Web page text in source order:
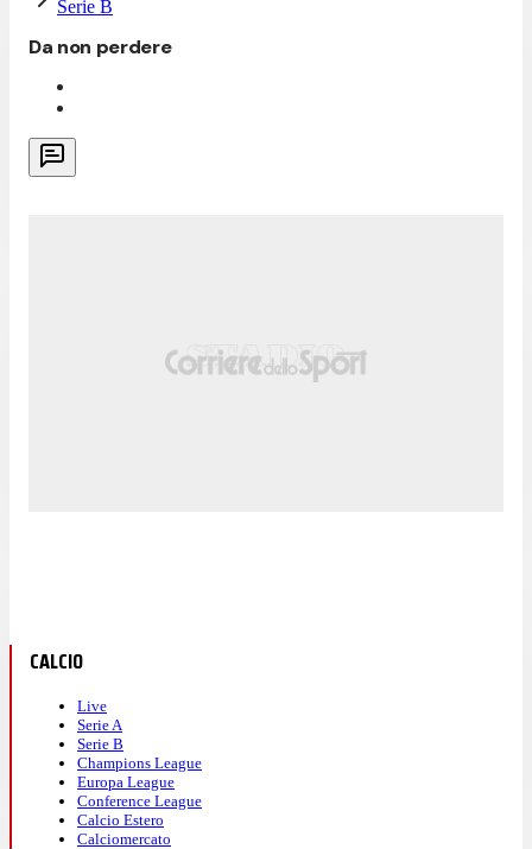
Serie B
Da non perdere
CALCIO
Live
Serie A
Serie B
Champions League
Europa League
Conference League
Calcio Estero
Calciomercato